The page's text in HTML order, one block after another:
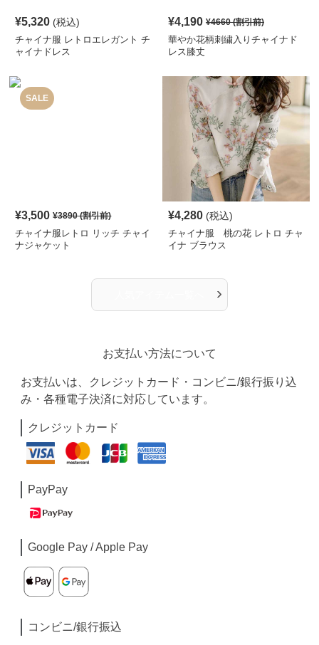
¥5,320 (税込)
チャイナ服 レトロエレガント チ
ャイナドレス
¥4,190 ¥4660(割引前)
華やか花柄刺繍入りチャイナド
レス膝丈
SALE
¥3,500 ¥3890(割引前)
チャイナ服レトロ リッチ チャイ
ナジャケット
¥4,280 (税込)
チャイナ服 桃の花 レトロ チャ
イナ ブラウス
›
お支払い方法について
お支払いは、クレジットカード・コンビニ/銀行振り込
み・各種電子決済に対応しています。
クレジットカード
PayPay
Google Pay / Apple Pay
コンビニ/銀行振込